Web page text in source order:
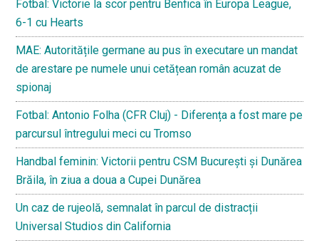
Fotbal: Victorie la scor pentru Benfica în Europa League,
6-1 cu Hearts
MAE: Autoritățile germane au pus în executare un mandat
de arestare pe numele unui cetățean român acuzat de
spionaj
Fotbal: Antonio Folha (CFR Cluj) - Diferența a fost mare pe
parcursul întregului meci cu Tromso
Handbal feminin: Victorii pentru CSM București și Dunărea
Brăila, în ziua a doua a Cupei Dunărea
Un caz de rujeolă, semnalat în parcul de distracții
Universal Studios din California